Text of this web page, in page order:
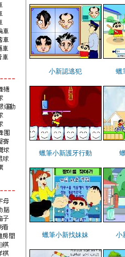
小新認逃犯 蠟
蠟筆小新護牙行動
蠟筆小新找妹妹 小